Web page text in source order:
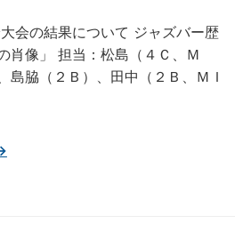
会の結果について ジャズバー歴
像」 担当：松島（４Ｃ、Ｍ
島脇（２Ｂ）、田中（２Ｂ、ＭＩ